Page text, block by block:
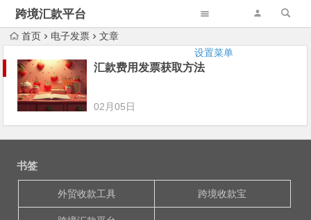
跨境汇款平台
设置菜单
首页 电子发票 文章
汇款费用发票获取方法
02月05日
书签
外贸收款工具 跨境收款宝